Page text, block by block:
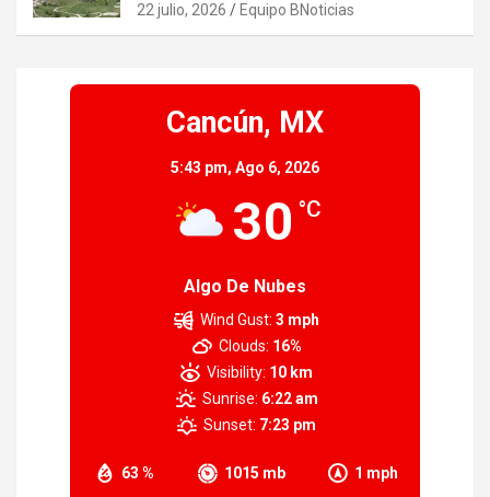
22 julio, 2026 Equipo BNoticias
Cancún, MX
5:43 pm, Ago 6, 2026
30 °C
Algo De Nubes
63 % 1015 mb 1 mph
Wind Gust: 3 mph
Clouds: 16%
Visibility: 10 km
Sunrise: 6:22 am
Sunset: 7:23 pm